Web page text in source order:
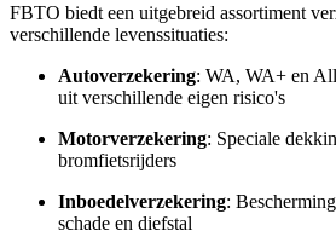
FBTO biedt een uitgebreid assortiment
verschillende levenssituaties:
Autoverzekering: WA, WA+ en
uit verschillende eigen risico's
Motorverzekering: Speciale
bromfietsrijders
Inboedelverzekering:
schade en diefstal